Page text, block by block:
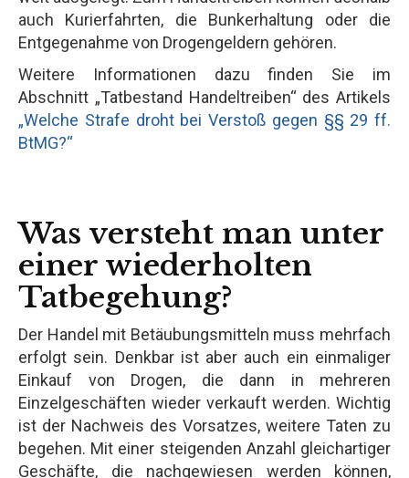
auch Kurierfahrten, die Bunkerhaltung oder die
Entgegenahme von Drogengeldern gehören.
Weitere Informationen dazu finden Sie im
Abschnitt „Tatbestand Handeltreiben“ des Artikels
„Welche Strafe droht bei Verstoß gegen §§ 29 ff.
BtMG?“
Was versteht man unter
einer wiederholten
Tatbegehung?
Der Handel mit Betäubungsmitteln muss mehrfach
erfolgt sein. Denkbar ist aber auch ein einmaliger
Einkauf von Drogen, die dann in mehreren
Einzelgeschäften wieder verkauft werden. Wichtig
ist der Nachweis des Vorsatzes, weitere Taten zu
begehen. Mit einer steigenden Anzahl gleichartiger
Geschäfte, die nachgewiesen werden können,